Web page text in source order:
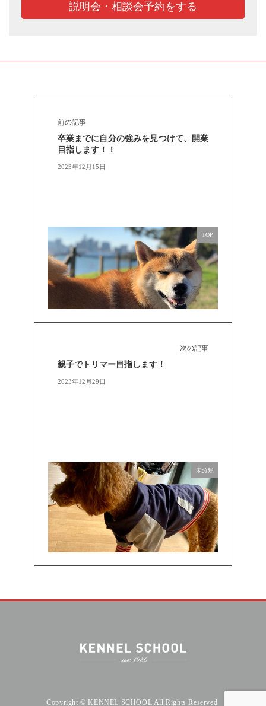
説明会・相談会予約をする
TOP
前の記事
卒業までに自分の強みを見つけて、開業
目指します！！
2023年12月15日
未分類
次の記事
親子でトリマー目指します！
2023年12月29日
Copyright © KENNEL SCHOOL All Rights Reserved.